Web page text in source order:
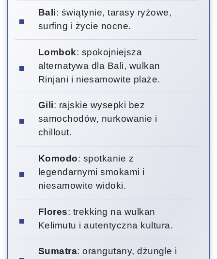
Bali: świątynie, tarasy ryżowe,
surfing i życie nocne.
Lombok: spokojniejsza
alternatywa dla Bali, wulkan
Rinjani i niesamowite plaże.
Gili: rajskie wysepki bez
samochodów, nurkowanie i
chillout.
Komodo: spotkanie z
legendarnymi smokami i
niesamowite widoki.
Flores: trekking na wulkan
Kelimutu i autentyczna kultura.
Sumatra: orangutany, dżungle i